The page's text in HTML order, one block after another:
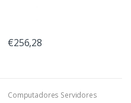
€256,28
Computadores Servidores